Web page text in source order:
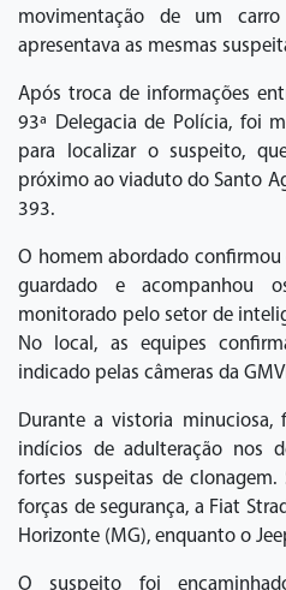
movimentação de um
apresentava as mesmas
Após troca de informações
93ª Delegacia de Polícia, foi
para localizar o suspeito,
próximo ao viaduto do Santo
393.
O homem abordado
guardado e acompanhou
monitorado pelo setor de
No local, as equipes
indicado pelas câmeras da
Durante a vistoria minuciosa,
indícios de adulteração nos
fortes suspeitas de clonagem.
forças de segurança, a Fiat
Horizonte (MG), enquanto o
O suspeito foi